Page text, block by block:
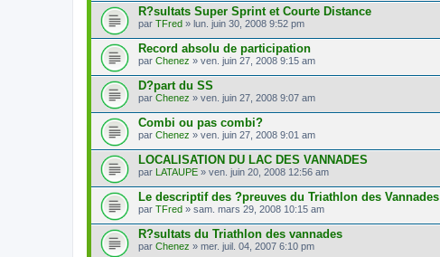
R?sultats Super Sprint et Courte Distance
par TFred » lun. juin 30, 2008 9:52 pm
Record absolu de participation
par Chenez » ven. juin 27, 2008 9:15 am
D?part du SS
par Chenez » ven. juin 27, 2008 9:07 am
Combi ou pas combi?
par Chenez » ven. juin 27, 2008 9:01 am
LOCALISATION DU LAC DES VANNADES
par LATAUPE » ven. juin 20, 2008 12:56 am
Le descriptif des ?preuves du Triathlon des Vannades
par TFred » sam. mars 29, 2008 10:15 am
R?sultats du Triathlon des vannades
par Chenez » mer. juil. 04, 2007 6:10 pm